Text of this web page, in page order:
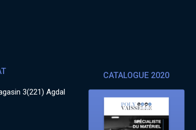
3(221) Agdal
CATALOGUE 2020